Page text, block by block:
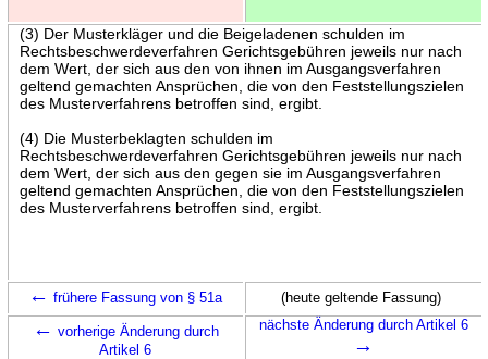
(3) Der Musterkläger und die Beigeladenen schulden im
Rechtsbeschwerdeverfahren Gerichtsgebühren jeweils nur nach
dem Wert, der sich aus den von ihnen im Ausgangsverfahren
geltend gemachten Ansprüchen, die von den Feststellungszielen
des Musterverfahrens betroffen sind, ergibt.
(4) Die Musterbeklagten schulden im
Rechtsbeschwerdeverfahren Gerichtsgebühren jeweils nur nach
dem Wert, der sich aus den gegen sie im Ausgangsverfahren
geltend gemachten Ansprüchen, die von den Feststellungszielen
des Musterverfahrens betroffen sind, ergibt.
← frühere Fassung von § 51a (heute geltende Fassung)
← vorherige Änderung durch
Artikel 6
nächste Änderung durch Artikel 6
→